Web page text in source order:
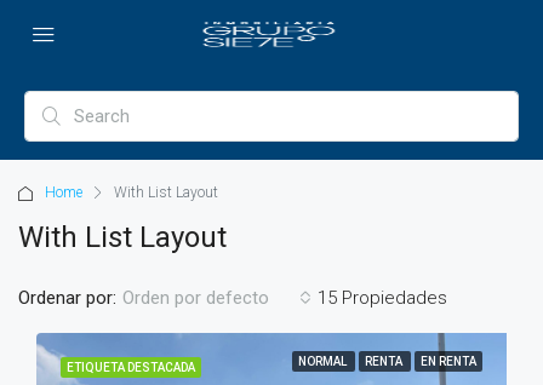
Home With List Layout
With List Layout
15 Propiedades
Ordenar por: Orden por defecto
ETIQUETA DESTACADA NORMAL RENTA EN RENTA